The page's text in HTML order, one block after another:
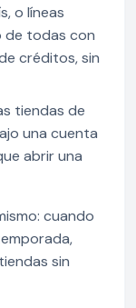
o líneas
de todas con
créditos, sin
tiendas de
una cuenta
abrir una
cuando
sin